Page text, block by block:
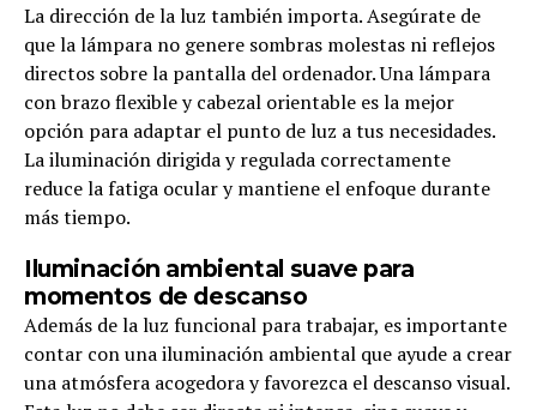
La dirección de la luz también importa. Asegúrate de
que la lámpara no genere sombras molestas ni reflejos
directos sobre la pantalla del ordenador. Una lámpara
con brazo flexible y cabezal orientable es la mejor
opción para adaptar el punto de luz a tus necesidades.
La iluminación dirigida y regulada correctamente
reduce la fatiga ocular y mantiene el enfoque durante
más tiempo.
Iluminación ambiental suave para
momentos de descanso
Además de la luz funcional para trabajar, es importante
contar con una iluminación ambiental que ayude a crear
una atmósfera acogedora y favorezca el descanso visual.